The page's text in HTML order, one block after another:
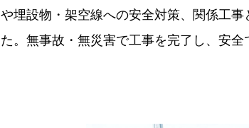
や埋設物・架空線への安全対策、関係工
た。無事故・無災害で工事を完了し、安全